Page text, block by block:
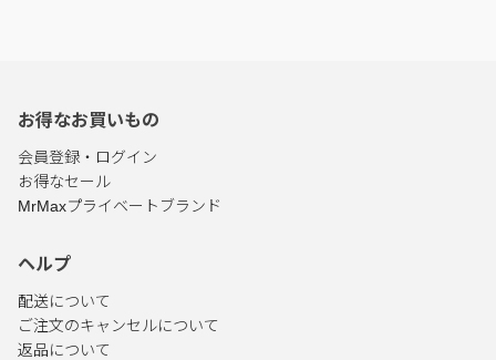
お得なお買いもの
会員登録・ログイン
お得なセール
MrMaxプライベートブランド
ヘルプ
配送について
ご注文のキャンセルについて
返品について